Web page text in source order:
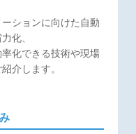
ションに向けた自動
化、
化できる技術や現場
介します。